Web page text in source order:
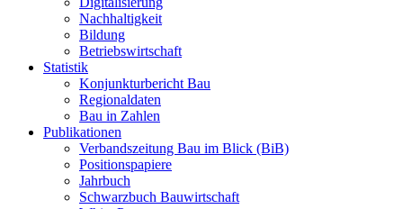
Nachhaltigkeit
Bildung
Betriebswirtschaft
Statistik
Konjunkturbericht Bau
Regionaldaten
Bau in Zahlen
Publikationen
Verbandszeitung Bau im Blick (BiB)
Positionspapiere
Jahrbuch
Schwarzbuch Bauwirtschaft